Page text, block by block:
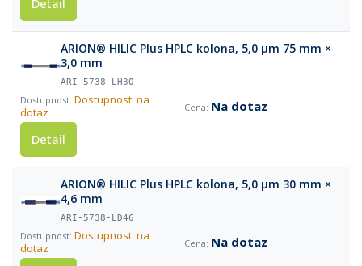
Detail
ARION® HILIC Plus HPLC kolona, 5,0 µm 75 mm ×
3,0 mm
ARI-5738-LH30
Dostupnost: na
dotaz
Na dotaz
Detail
ARION® HILIC Plus HPLC kolona, 5,0 µm 30 mm ×
4,6 mm
ARI-5738-LD46
Dostupnost: na
dotaz
Na dotaz